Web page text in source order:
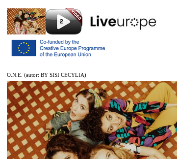
O.N.E. (autor: BY SISI CECYLIA)